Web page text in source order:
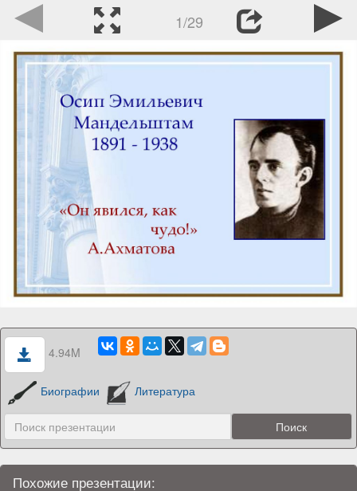
1/29
4.94M
Биографии Литература
Похожие презентации: